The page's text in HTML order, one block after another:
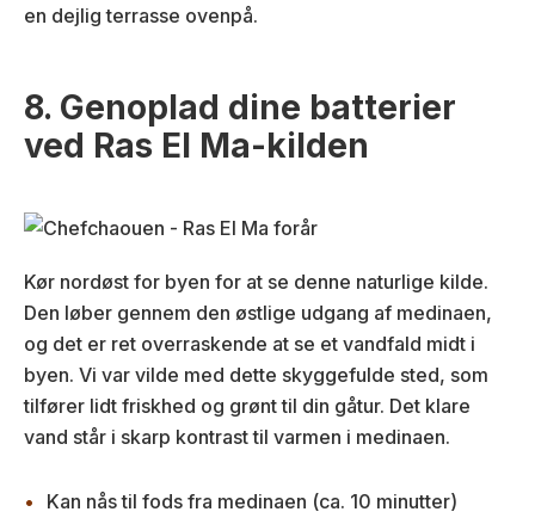
en dejlig terrasse ovenpå.
8. Genoplad dine batterier
ved Ras El Ma-kilden
Kør nordøst for byen for at se denne naturlige kilde.
Den løber gennem den østlige udgang af medinaen,
og det er ret overraskende at se et vandfald midt i
byen. Vi var vilde med dette skyggefulde sted, som
tilfører lidt friskhed og grønt til din gåtur. Det klare
vand står i skarp kontrast til varmen i medinaen.
Kan nås til fods fra medinaen (ca. 10 minutter)